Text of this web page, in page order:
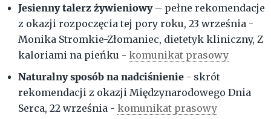
Jesienny talerz żywieniowy– pełne rekomendacje
z okazji rozpoczęcia tej pory roku, 23 września -
Monika Stromkie-Złomaniec, dietetyk kliniczny, Z
kaloriami na pieńku - komunikat prasowy
Naturalny sposób na nadciśnienie - skrót
rekomendacji z okazji Międzynarodowego Dnia
Serca, 22 września - komunikat prasowy